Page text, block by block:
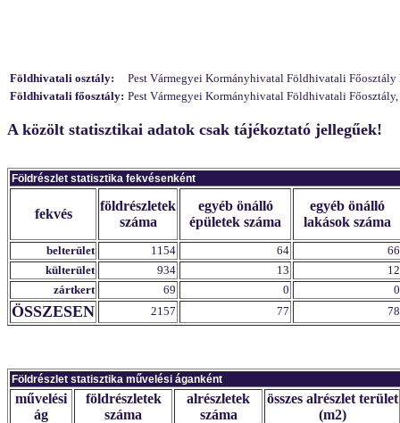
Földhivatali osztály:
Pest Vármegyei Kormányhivatal Földhivatali
Földhivatali főosztály: Pest Vármegyei Kormányhivatal Földhivatali
A közölt statisztikai adatok csak tájékoztató jellegűek!
Földrészlet statisztika fekvésenként
fekvés
földrészletek
száma
egyéb önálló
épületek száma
egyéb önálló
lakások száma
belterület 1154 64
66
külterület
934 13
12
zártkert
69 0 0
ÖSSZESEN 2157 77 78
Földrészlet statisztika művelési áganként
művelési
ág
földrészletek
száma
alrészletek
száma
összes alrészlet terület
(m2)